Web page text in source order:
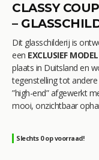
CLASSY
–
Dit glasschilderij is
een EXCLUSIEF MODEL
plaats in Duitsland en
tegenstelling tot
”high-end” afgewerkt
mooi, onzichtbaar
Slechts 0 op voorraad!